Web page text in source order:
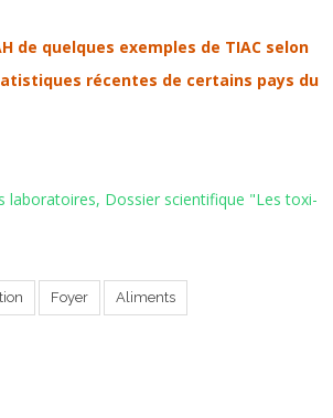
de quelques exemples de TIAC selon
récentes de certains pays du
laboratoires, Dossier scientifique "Les toxi-
Foyer Aliments